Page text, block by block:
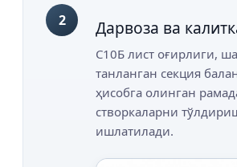
2 Дарвоза ва
С10Б лист оғирлиги,
танланган секция
ҳисобга олинган
створкаларни
ишлатилади.